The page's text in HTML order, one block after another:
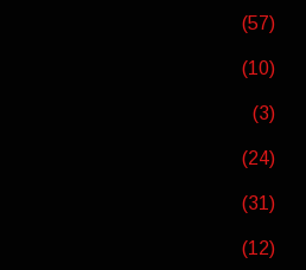
(57)
(10)
(3)
(24)
(31)
(12)